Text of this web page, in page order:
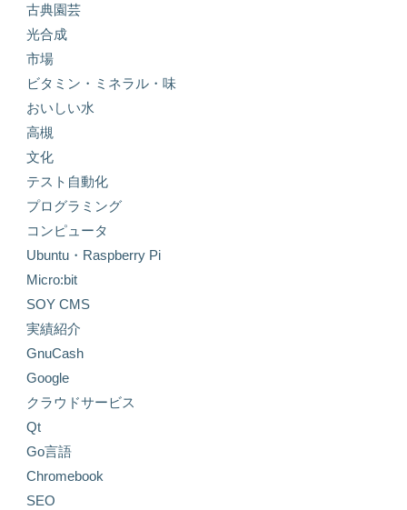
古典園芸
光合成
市場
ビタミン・ミネラル・味
おいしい水
高槻
文化
テスト自動化
プログラミング
コンピュータ
Ubuntu・Raspberry Pi
Micro:bit
SOY CMS
実績紹介
GnuCash
Google
クラウドサービス
Qt
Go言語
Chromebook
SEO